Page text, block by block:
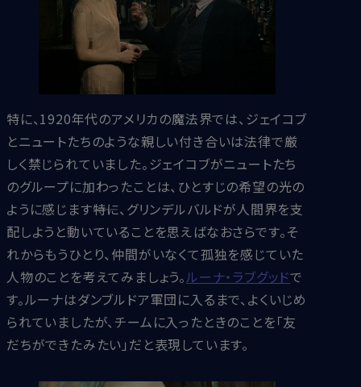
特に、1920年代のアメリカの魔法界では、ジェイコブ
とニュートたちのような親しい付き合いは法律で厳
しく禁じられていました。ジェイコブがニュートたち
のグループに加わったことは、ひとすじの希望の光の
ように感じます――特に、グリンデルバルドが人間界を支
配しようと動いていることを思えばなおさらです。そ
れからもうひとり、仲間がいなくて孤独を感じていた
人物のことを考えてみましょう。ルーナ・ラブグッドで
す。ルーナはダンブルドア軍団に入るまで、よくいじめ
られていましたが、チームに入ったときのことを「友
だちができたみたい」だと表現しています。